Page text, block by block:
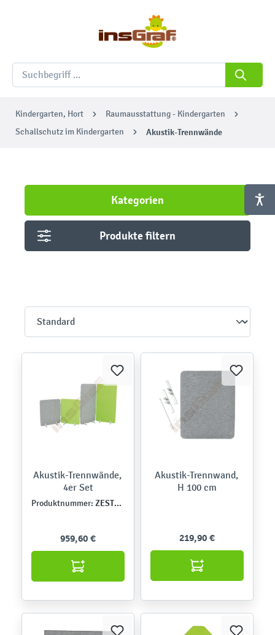
Kindergarten, Hort
Raumausstattung - Kindergarten
Schallschutz im Kindergarten
Akustik-Trennwände
Kategorien
Produkte filtern
Akustik-Trennwände,
4er Set
Produktnummer: ZEST5191
959,60 €
Akustik-Trennwand,
H 100 cm
219,90 €